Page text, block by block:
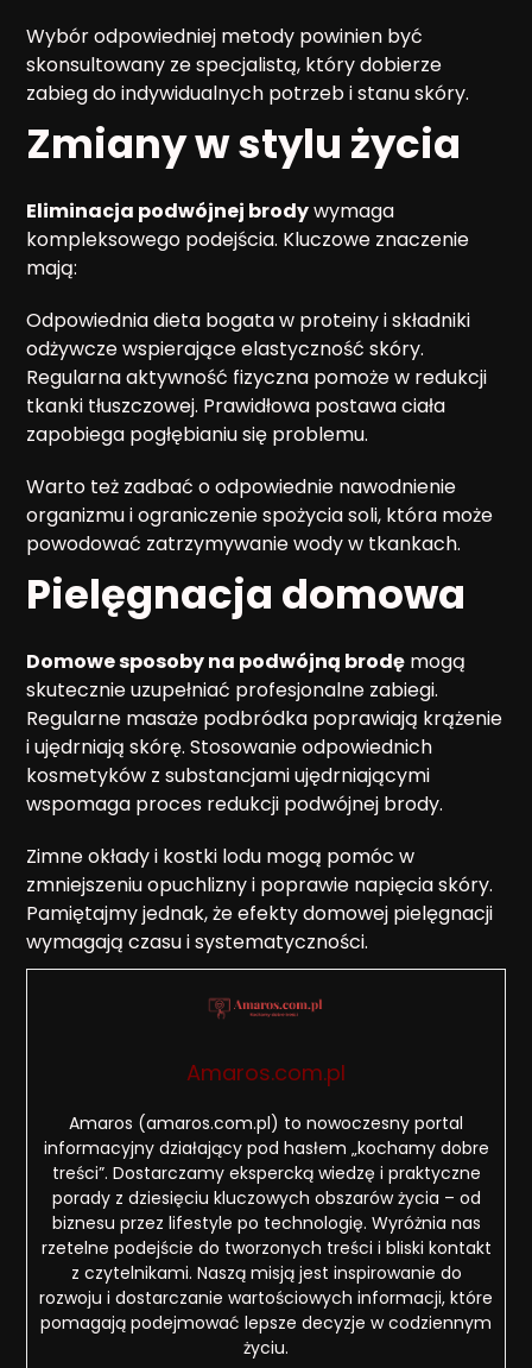
Wybór odpowiedniej metody powinien być
skonsultowany ze specjalistą, który dobierze
zabieg do indywidualnych potrzeb i stanu skóry.
Zmiany w stylu życia
Eliminacja podwójnej brodywymaga
kompleksowego podejścia. Kluczowe znaczenie
mają:
Odpowiednia dieta bogata w proteiny i składniki
odżywcze wspierające elastyczność skóry.
Regularna aktywność fizyczna pomoże w redukcji
tkanki tłuszczowej. Prawidłowa postawa ciała
zapobiega pogłębianiu się problemu.
Warto też zadbać o odpowiednie nawodnienie
organizmu i ograniczenie spożycia soli, która może
powodować zatrzymywanie wody w tkankach.
Pielęgnacja domowa
Domowe sposoby na podwójną brodę mogą
skutecznie uzupełniać profesjonalne zabiegi.
Regularne masaże podbródka poprawiają krążenie
i ujędrniają skórę. Stosowanie odpowiednich
kosmetyków z substancjami ujędrniającymi
wspomaga proces redukcji podwójnej brody.
Zimne okłady i kostki lodu mogą pomóc w
zmniejszeniu opuchlizny i poprawie napięcia skóry.
Pamiętajmy jednak, że efekty domowej pielęgnacji
wymagają czasu i systematyczności.
Amaros.com.pl
Amaros (amaros.com.pl) to nowoczesny portal
informacyjny działający pod hasłem „kochamy dobre
treści”. Dostarczamy ekspercką wiedzę i praktyczne
porady z dziesięciu kluczowych obszarów życia – od
biznesu przez lifestyle po technologię. Wyróżnia nas
rzetelne podejście do tworzonych treści i bliski kontakt
z czytelnikami. Naszą misją jest inspirowanie do
rozwoju i dostarczanie wartościowych informacji, które
pomagają podejmować lepsze decyzje w codziennym
życiu.